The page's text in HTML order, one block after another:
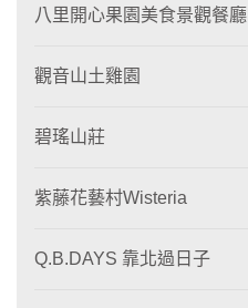
八里開心果園美食景觀餐廳
觀音山土雞園
碧瑤山莊
紫藤花藝村Wisteria
Q.B.DAYS 靠北過日子